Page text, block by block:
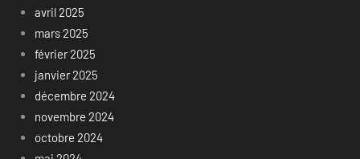
avril 2025
mars 2025
février 2025
janvier 2025
décembre 2024
novembre 2024
octobre 2024